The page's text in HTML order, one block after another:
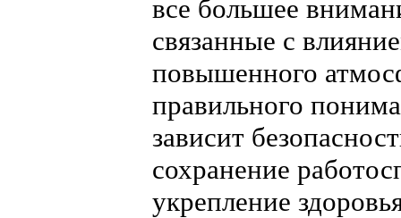
все большее
связанные с
повышенного
правильного
зависит
сохранение
укрепление